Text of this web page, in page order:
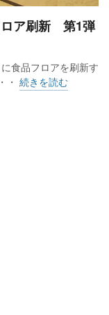
ロア刷新 第1弾
食品フロアを刷新す
・ 続きを読む